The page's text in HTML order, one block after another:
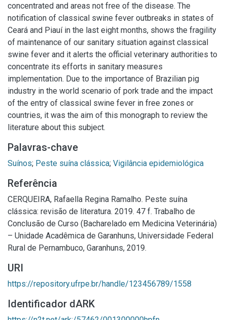
concentrated and areas not free of the disease. The
notification of classical swine fever outbreaks in states of
Ceará and Piauí in the last eight months, shows the fragility
of maintenance of our sanitary situation against classical
swine fever and it alerts the official veterinary authorities to
concentrate its efforts in sanitary measures
implementation. Due to the importance of Brazilian pig
industry in the world scenario of pork trade and the impact
of the entry of classical swine fever in free zones or
countries, it was the aim of this monograph to review the
literature about this subject.
Palavras-chave
Suínos; Peste suína clássica; Vigilância epidemiológica
Referência
CERQUEIRA, Rafaella Regina Ramalho. Peste suína
clássica: revisão de literatura. 2019. 47 f. Trabalho de
Conclusão de Curso (Bacharelado em Medicina Veterinária)
– Unidade Acadêmica de Garanhuns, Universidade Federal
Rural de Pernambuco, Garanhuns, 2019.
URI
https://repository.ufrpe.br/handle/123456789/1558
Identificador dARK